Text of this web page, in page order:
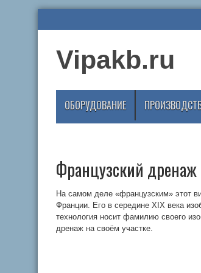
Vipakb.ru
ОБОРУДОВАНИЕ
Французский
На самом деле «французским» этот
Франции. Его в середине XIX века
технология носит фамилию своего
дренаж на своём участке.